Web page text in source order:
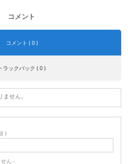
コメント
コメント ( 0 )
トラックバック ( 0 )
せん。
)
ん -